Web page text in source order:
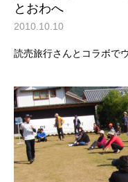
とおわへ
2010.10.10
読売旅行さんとコラボで